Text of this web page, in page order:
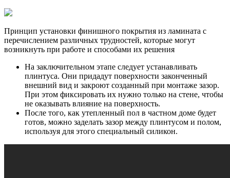
Принцип установки финишного покрытия из ламината с
перечислением различных трудностей, которые могут
возникнуть при работе и способами их решения
На заключительном этапе следует устанавливать
плинтуса. Они придадут поверхности законченный
внешний вид и закроют созданный при монтаже зазор.
При этом фиксировать их нужно только на стене, чтобы
не оказывать влияние на поверхность.
После того, как утепленный пол в частном доме будет
готов, можно заделать зазор между плинтусом и полом,
используя для этого специальный силикон.